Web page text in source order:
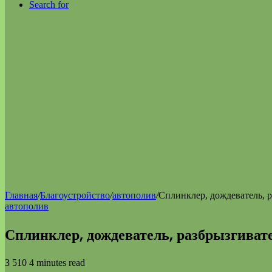
Search for
Главная/Благоустройство/автополив/Сплинклер, дождеватель,
автополив
Сплинклер, дождеватель,
3 510 4 minutes read